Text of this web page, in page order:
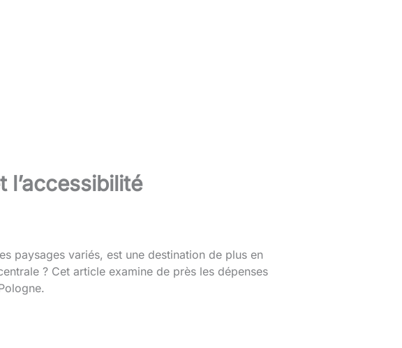
l’accessibilité
paysages variés, est une destination de plus en
? Cet article examine de près les dépenses